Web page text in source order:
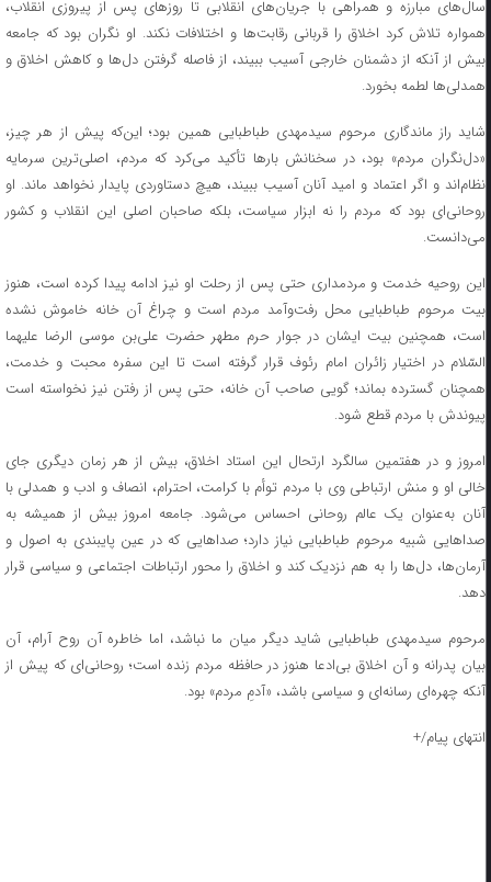
سال‌های مبارزه و همراهی با جریان‌های انقلابی تا روزهای پس از پیروزی انقلاب،
همواره تلاش کرد اخلاق را قربانی رقابت‌ها و اختلافات نکند. او نگران بود که جامعه
بیش از آنکه از دشمنان خارجی آسیب ببیند، از فاصله گرفتن دل‌ها و کاهش اخلاق و
همدلی‌ها لطمه بخورد.
شاید راز ماندگاری مرحوم سیدمهدی طباطبایی همین بود؛ این‌که پیش از هر چیز،
«دل‌نگران مردم» بود، در سخنانش بارها تأکید می‌کرد که مردم، اصلی‌ترین سرمایه
نظام‌اند و اگر اعتماد و امید آنان آسیب ببیند، هیچ دستاوردی پایدار نخواهد ماند. او
روحانی‌ای بود که مردم را نه ابزار سیاست، بلکه صاحبان اصلی این انقلاب و کشور
می‌دانست.
این روحیه خدمت و مردمداری حتی پس از رحلت او نیز ادامه پیدا کرده است، هنوز
بیت مرحوم طباطبایی محل رفت‌وآمد مردم است و چراغ آن خانه خاموش نشده
است، همچنین بیت ایشان در جوار حرم مطهر حضرت علی‌بن موسی الرضا علیهما
السّلام در اختیار زائران امام رئوف قرار گرفته است تا این سفره محبت و خدمت،
همچنان گسترده بماند؛ گویی صاحب آن خانه، حتی پس از رفتن نیز نخواسته است
پیوندش با مردم قطع شود.
امروز و در هفتمین سالگرد ارتحال این استاد اخلاق، بیش از هر زمان دیگری جای
خالی او و منش ارتباطی وی با مردم توأم با کرامت، احترام، انصاف و ادب و همدلی با
آنان به‌عنوان یک عالم روحانی احساس می‌شود. جامعه امروز بیش از همیشه به
صداهایی شبیه مرحوم طباطبایی نیاز دارد؛ صداهایی که در عین پایبندی به اصول و
آرمان‌ها، دل‌ها را به هم نزدیک کند و اخلاق را محور ارتباطات اجتماعی و سیاسی قرار
دهد.
مرحوم سیدمهدی طباطبایی شاید دیگر میان ما نباشد، اما خاطره آن روح آرام، آن
بیان پدرانه و آن اخلاق بی‌ادعا هنوز در حافظه مردم زنده است؛ روحانی‌ای که پیش از
آنکه چهره‌ای رسانه‌ای و سیاسی باشد، «آدمِ مردم» بود.
انتهای پیام/+